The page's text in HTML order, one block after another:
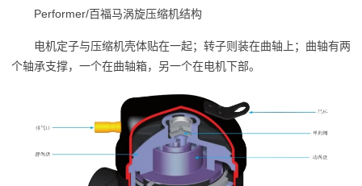
Performer/百福马涡旋压缩机结构
电机定子与压缩机壳体贴在一起；转子则装在曲轴上；曲轴有两
个轴承支撑，一个在曲轴箱，另一个在电机下部。